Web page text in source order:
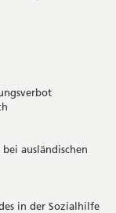
ausländischen
in der Sozialhilfe